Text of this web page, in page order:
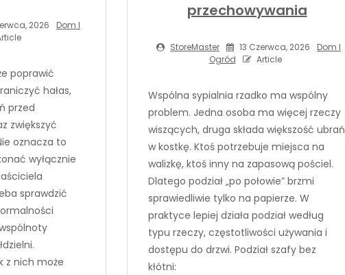
2026
Dom I
poprawić
hałas,
przed
zwiększyć
oznacza to
wyłącznie
sprawdzić
z nich może
przechowywania
StoreMaster 13 Czerwca, 2026
Dom I
Ogród
Article
Wspólna sypialnia rzadko ma wspólny
problem. Jedna osoba ma więcej rzeczy
wiszących, druga składa większość ubrań
w kostkę. Ktoś potrzebuje miejsca na
walizkę, ktoś inny na zapasową pościel.
Dlatego podział „po połowie” brzmi
sprawiedliwie tylko na papierze. W
praktyce lepiej działa podział według
typu rzeczy, częstotliwości używania i
dostępu do drzwi. Podział szafy bez
kłótni: